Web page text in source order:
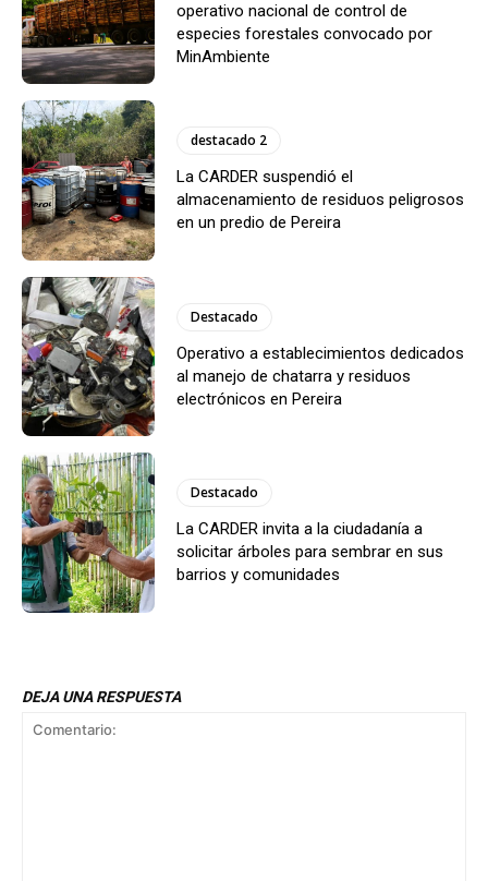
operativo nacional de control de
especies forestales convocado por
MinAmbiente
destacado 2
La CARDER suspendió el
almacenamiento de residuos peligrosos
en un predio de Pereira
Destacado
Operativo a establecimientos dedicados
al manejo de chatarra y residuos
electrónicos en Pereira
Destacado
La CARDER invita a la ciudadanía a
solicitar árboles para sembrar en sus
barrios y comunidades
DEJA UNA RESPUESTA